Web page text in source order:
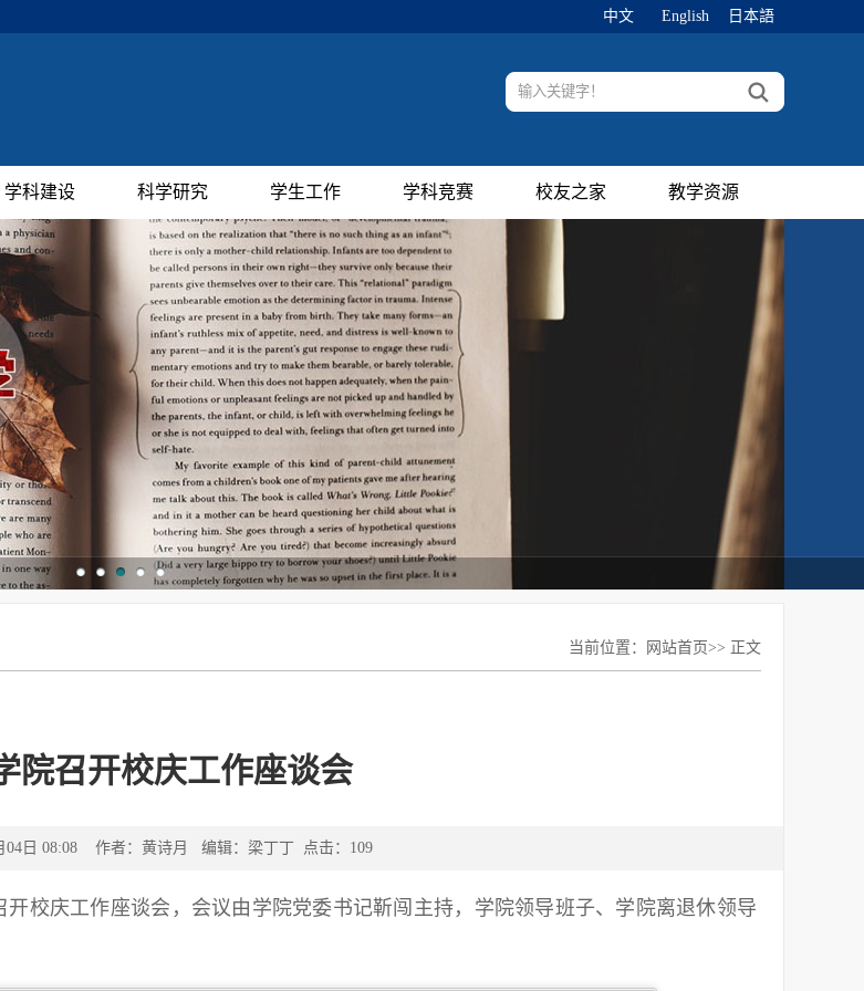
日本語
English
中文
学科建设 科学研究 学生工作 学科竞赛 校友之家 教学资源
当前位置： 网站首页>> 正文
院召开校庆工作座谈会
04日 08:08 作者：黄诗月 编辑：梁丁丁 点击： 109
校庆工作座谈会，会议由学院党委书记靳闯主持，学院领导班子、学院离退休领导